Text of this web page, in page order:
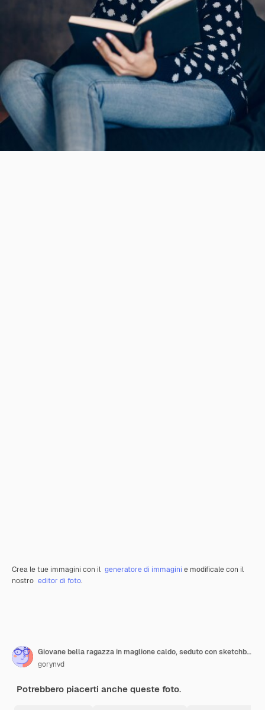
Crea le tue immagini con il generatore di immagini e modificale con il
nostro editor di foto.
Giovane bella ragazza in maglione caldo, seduto con sketchbook e parlando al cellulare di un muro di cemento
gorynvd
Potrebbero piacerti anche queste foto.